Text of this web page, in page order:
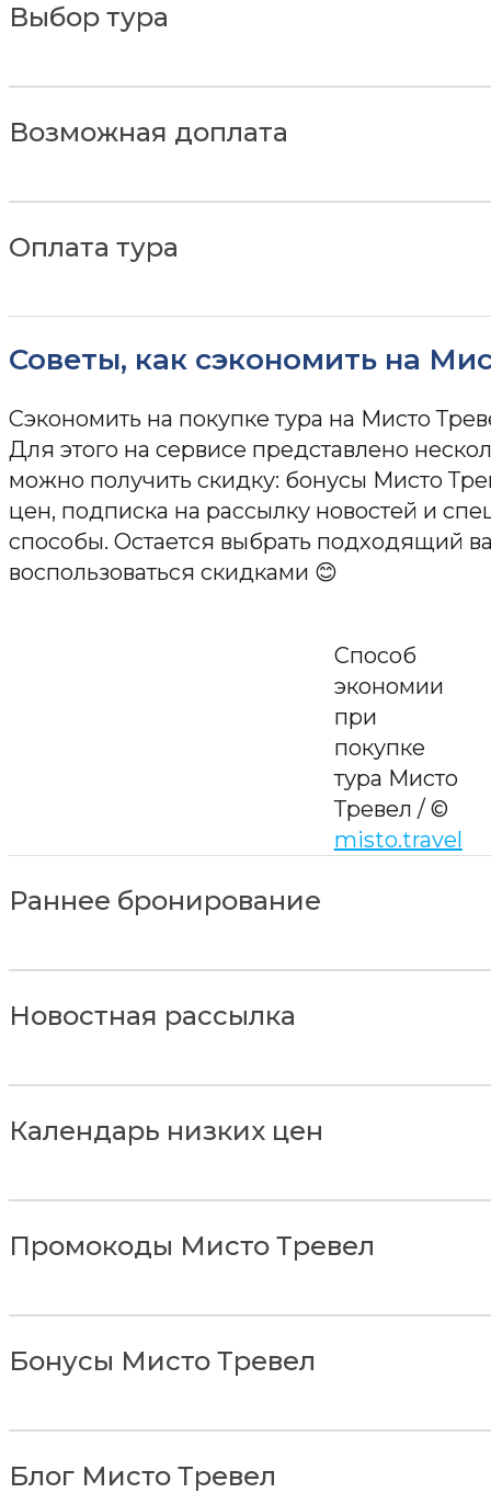
Выбор тура
Возможная доплата
Оплата тура
Советы, как сэкономить на
Сэкономить на покупке тура на Мисто
Для этого на сервисе представлено
можно получить скидку: бонусы Мисто
цен, подписка на рассылку новостей и
способы. Остается выбрать подходящий
воспользоваться скидками 😊
Способ
экономии
при
покупке
тура Мисто
Тревел / ©
misto.travel
Раннее бронирование
Новостная рассылка
Календарь низких цен
Промокоды Мисто Тревел
Бонусы Мисто Тревел
Блог Мисто Тревел